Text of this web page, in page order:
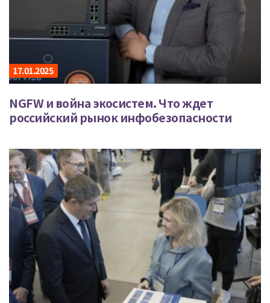
17.01.2025
NGFW и война экосистем. Что ждет
российский рынок инфобезопасности